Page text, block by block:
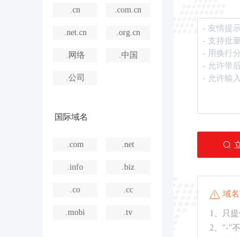
.cn .com.cn
.net.cn .org.cn
.网络 .中国
.公司
国际域名
.com .net
.info .biz
.co .cc
.mobi .tv
域
1、只
2、"-"